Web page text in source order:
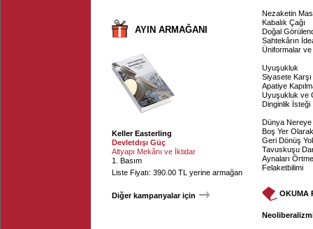
AYIN ARMAĞANI
Keller Easterling
Devletdışı Güç
Altyapı Mekânı ve İktidar
1. Basım
Liste Fiyatı: 390.00 TL yerine armağan
Diğer kampanyalar için
Nezaketin
Kabalık Çağı
Doğal
Sahtekârın
Üniformalar
Uyuşukluk
Siyasete
Apatiye
Uyuşukluk ve
Dinginlik İsteği
Dünya
Boş Yer
Geri Dönüş
Tavuskuşu
Aynaları
Felaketbilimi
OKUMA